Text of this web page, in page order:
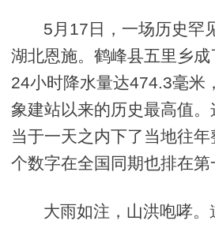
5月17日，一场历史罕
湖北恩施。鹤峰县五里乡成
24小时降水量达474.3毫米
象建站以来的历史最高值
当于一天之内下了当地往
个数字在全国同期也排在第
大雨如注，山洪咆哮。